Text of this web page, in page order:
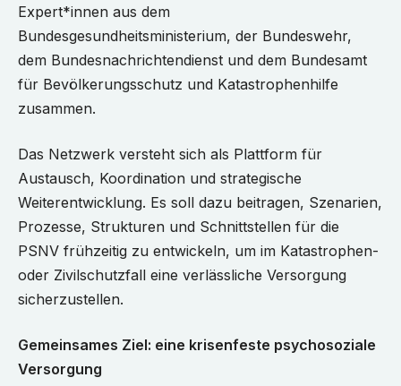
Expert*innen aus dem
Bundesgesundheitsministerium, der Bundeswehr,
dem Bundesnachrichtendienst und dem Bundesamt
für Bevölkerungsschutz und Katastrophenhilfe
zusammen.
Das Netzwerk versteht sich als Plattform für
Austausch, Koordination und strategische
Weiterentwicklung. Es soll dazu beitragen, Szenarien,
Prozesse, Strukturen und Schnittstellen für die
PSNV frühzeitig zu entwickeln, um im Katastrophen-
oder Zivilschutzfall eine verlässliche Versorgung
sicherzustellen.
Gemeinsames Ziel: eine krisenfeste psychosoziale
Versorgung